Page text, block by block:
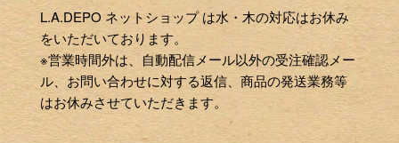
L.A.DEPO ネットショップ は水・木の対応はお休み
をいただいております。
※営業時間外は、自動配信メール以外の受注確認メー
ル、お問い合わせに対する返信、商品の発送業務等
はお休みさせていただきます。